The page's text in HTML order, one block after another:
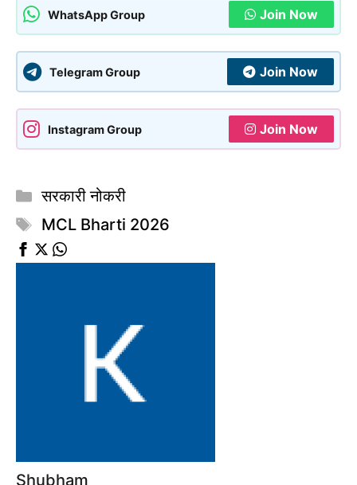
WhatsApp Group Join Now
Telegram Group Join Now
Instagram Group Join Now
Categories
सरकारी नोकरी
Tags
MCL Bharti 2026
Shubham